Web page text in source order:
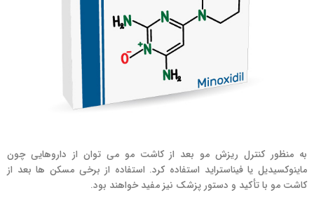
به منظور کنترل ریزش مو بعد از کاشت مو می توان از داروهایی چون
ماینوکسیدیل یا فیناستراید استفاده کرد. استفاده از برخی مسکن ها بعد از
کاشت مو با تأکید و دستور پزشک نیز مفید خواهند بود.